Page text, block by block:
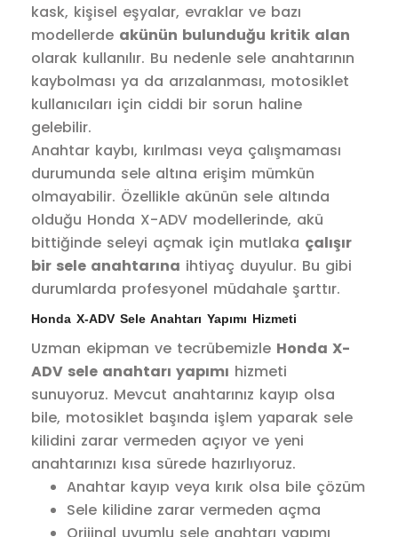
kask, kişisel eşyalar, evraklar ve bazı
modellerde akünün bulunduğu kritik alan
olarak kullanılır. Bu nedenle sele anahtarının
kaybolması ya da arızalanması, motosiklet
kullanıcıları için ciddi bir sorun haline
gelebilir.
Anahtar kaybı, kırılması veya çalışmaması
durumunda sele altına erişim mümkün
olmayabilir. Özellikle akünün sele altında
olduğu Honda X-ADV modellerinde, akü
bittiğinde seleyi açmak için mutlaka çalışır
bir sele anahtarına ihtiyaç duyulur. Bu gibi
durumlarda profesyonel müdahale şarttır.
Honda X-ADV Sele Anahtarı Yapımı Hizmeti
Uzman ekipman ve tecrübemizle Honda X-
ADV sele anahtarı yapımı hizmeti
sunuyoruz. Mevcut anahtarınız kayıp olsa
bile, motosiklet başında işlem yaparak sele
kilidini zarar vermeden açıyor ve yeni
anahtarınızı kısa sürede hazırlıyoruz.
Anahtar kayıp veya kırık olsa bile çözüm
Sele kilidine zarar vermeden açma